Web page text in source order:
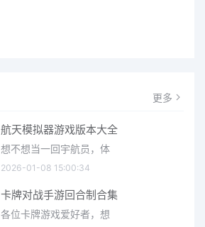
更多
航天模拟器游戏版本大全
想不想当一回宇航员，体
2026-01-08 15:00:34
卡牌对战手游回合制合集
各位卡牌游戏爱好者，想